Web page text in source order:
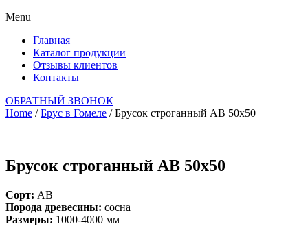
Menu
Главная
Каталог продукции
Отзывы клиентов
Контакты
ОБРАТНЫЙ ЗВОНОК
Home /Брус в Гомеле / Брусок строганный АВ 50х50
Брусок строганный АВ 50х50
Сорт: AB
Порода древесины: сосна
Размеры: 1000-4000 мм